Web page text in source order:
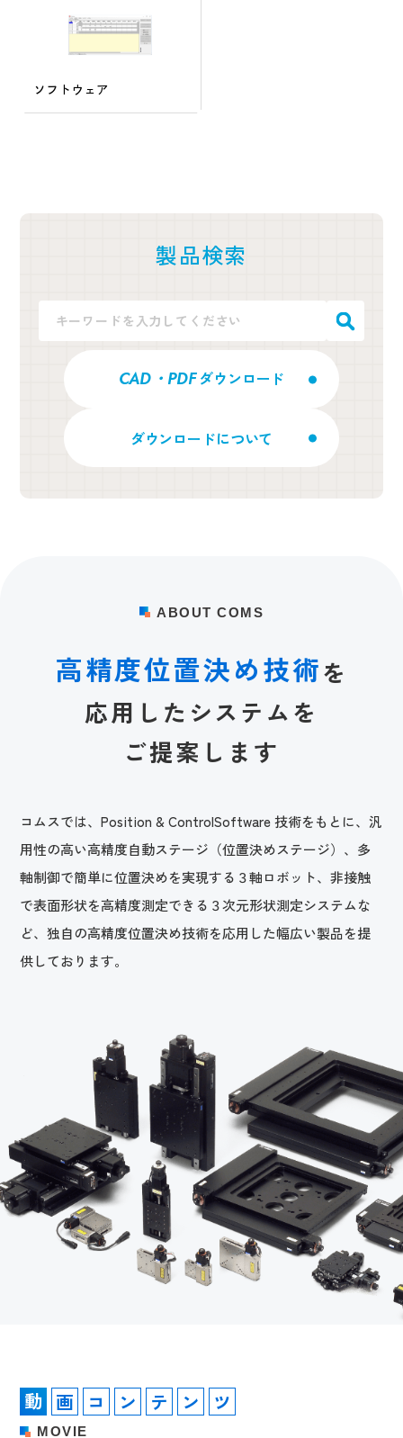
ソフトウェア
製品検索
CAD・PDFダウンロード
ダウンロードについて
A BO UT COMS
高精度位置決め技術を
応用 し た システ ムを
ご提案 し ま す
コムスでは、Position & ControlSoftware 技術をもとに、汎
用性の高い高精度自動ステージ（位置決めステージ）、多
軸制御で簡単に位置決めを実現する３軸ロボット、非接触
で表面形状を高精度測定できる３次元形状測定システムな
ど、独自の高精度位置決め技術を応用した幅広い製品を提
供しております。
動 画 コ ン テ ン ツ
MOVIE